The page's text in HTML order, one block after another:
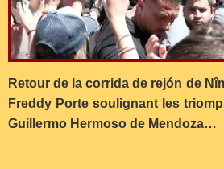
Retour de la corrida de rejón de
Freddy Porte soulignant les
Guillermo Hermoso de Mendoza…